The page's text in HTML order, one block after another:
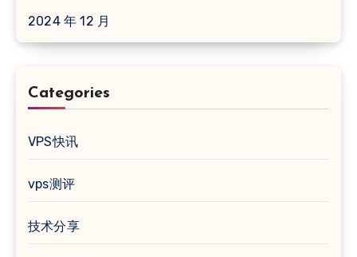
2024 年 12 月
Categories
VPS快讯
vps测评
技术分享